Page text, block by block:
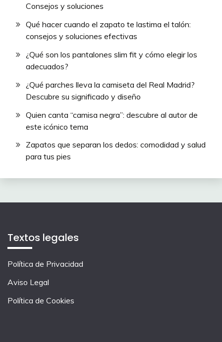
Consejos y soluciones
Qué hacer cuando el zapato te lastima el talón:
consejos y soluciones efectivas
¿Qué son los pantalones slim fit y cómo elegir los
adecuados?
¿Qué parches lleva la camiseta del Real Madrid?
Descubre su significado y diseño
Quien canta “camisa negra”: descubre al autor de
este icónico tema
Zapatos que separan los dedos: comodidad y salud
para tus pies
Textos legales
Política de Privacidad
Aviso Legal
Política de Cookies